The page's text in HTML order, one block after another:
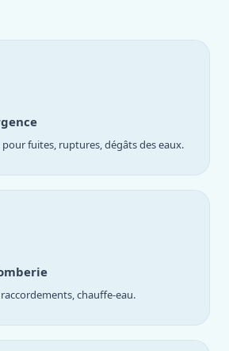
fuites, ruptures, dégâts des eaux.
chauffe-eau.